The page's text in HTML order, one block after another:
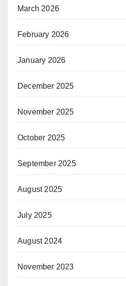
March 2026
February 2026
January 2026
December 2025
November 2025
October 2025
September 2025
August 2025
July 2025
August 2024
November 2023